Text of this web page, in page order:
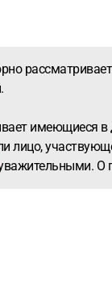
имеющиеся
лицо,
О